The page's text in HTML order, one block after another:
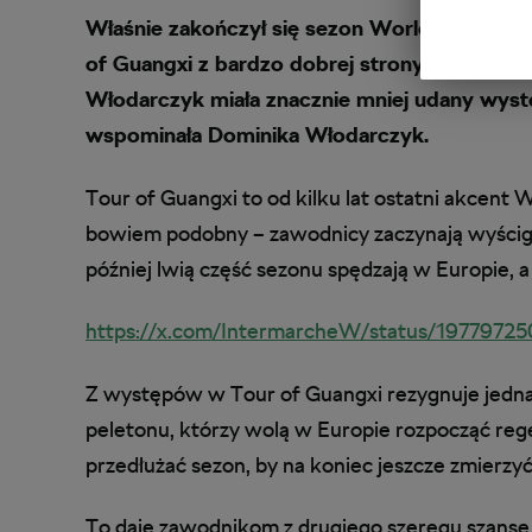
Właśnie zakończył się sezon World Tour
of Guangxi z bardzo dobrej strony pokazał
Włodarczyk miała znacznie mniej udany
wspominała Dominika Włodarczyk.
Tour of Guangxi to od kilku lat ostatni akcent
bowiem podobny – zawodnicy zaczynają
później lwią część sezonu spędzają w Europie,
https://x.com/IntermarcheW/status/
Z występów w Tour of Guangxi rezygnuje
peletonu, którzy wolą w Europie rozpocząć
przedłużać sezon, by na koniec jeszcze
To daje zawodnikom z drugiego szeregu